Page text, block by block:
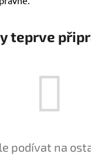
teprve
podívat na